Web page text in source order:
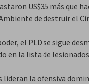
US$35 más que
de destruir el
el PLD se sigue
en la lista de
lideran la ofensiva